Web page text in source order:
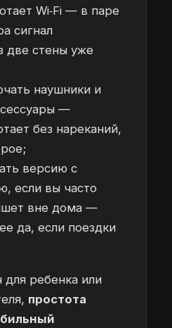
Wi‑Fi — в паре
сигнал
две стены уже
наушники и
—
без нареканий,
версию с
если вы часто
вне дома —
да, если поездки
ребенка или
простота